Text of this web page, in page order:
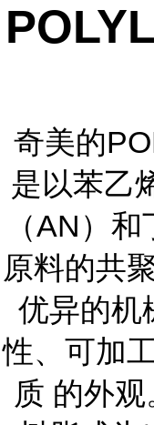
奇美的
是以苯乙
（AN）
原料的共
优异的机
性、可加
质 的外